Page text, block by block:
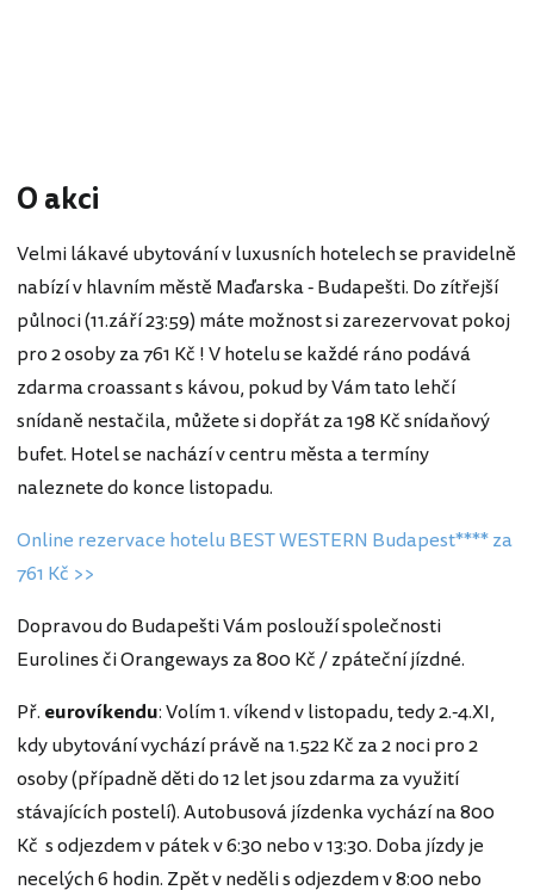
O akci
Velmi lákavé ubytování v luxusních hotelech se pravidelně
nabízí v hlavním městě Maďarska - Budapešti. Do zítřejší
půlnoci (11.září 23:59) máte možnost si zarezervovat pokoj
pro 2 osoby za 761 Kč ! V hotelu se každé ráno podává
zdarma croassant s kávou, pokud by Vám tato lehčí
snídaně nestačila, můžete si dopřát za 198 Kč snídaňový
bufet. Hotel se nachází v centru města a termíny
naleznete do konce listopadu.
Online rezervace hotelu BEST WESTERN Budapest**** za
761 Kč >>
Dopravou do Budapešti Vám poslouží společnosti
Eurolines či Orangeways za 800 Kč / zpáteční jízdné.
Př. eurovíkendu: Volím 1. víkend v listopadu, tedy 2.-4.XI,
kdy ubytování vychází právě na 1.522 Kč za 2 noci pro 2
osoby (případně děti do 12 let jsou zdarma za využití
stávajících postelí). Autobusová jízdenka vychází na 800
Kč s odjezdem v pátek v 6:30 nebo v 13:30. Doba jízdy je
necelých 6 hodin. Zpět v neděli s odjezdem v 8:00 nebo